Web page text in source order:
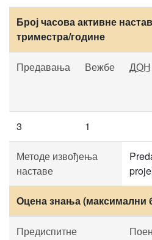
Број часова активне
триместра/године
Предавања Вежбе ДОН
3 1
Методе извођења
наставе
Оцена знања (максимални
Предиспитне